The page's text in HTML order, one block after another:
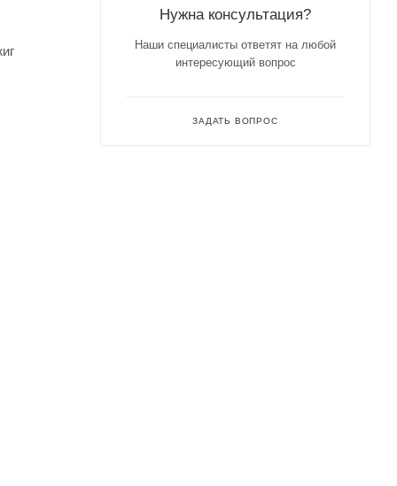
Нужна консультация?
Наши специалисты ответят на любой
интересующий вопрос
ЗАДАТЬ ВОПРОС